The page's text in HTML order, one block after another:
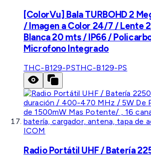
[ColorVu] Bala TURBOHD 2
/ Imagen a Color 24/7 / Lente
Blanca 20 mts / IP66 /
Microfono Integrado
THC-B129-PSTHC-B129-PS
ICOM
Radio Portátil UHF / Batería